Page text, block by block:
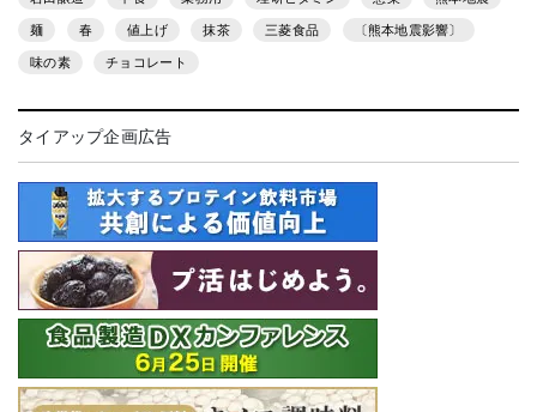
麺 春 値上げ 抹茶 三菱食品 〔熊本地震影響〕
味の素 チョコレート
タイアップ企画広告